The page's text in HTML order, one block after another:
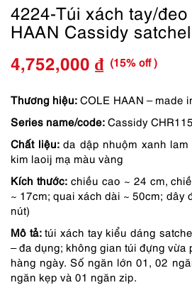
4224-Túi xách tay/
HAAN Cassidy
Giá
gốc
là:
5,590,000
4,752,000 ₫
Giá
hiện
tại
là:
(15% off )
Thương hiệu: COLE HAAN – made
Series name/code: Cassidy
Chất liệu:da dập nhuộm xanh
kim laoij mạ màu vàng
Kích thước: chiều cao ~ 24 cm,
~ 17cm; quai xách dài ~ 50cm; dây
nút)
Mô tả:túi xách tay kiểu dáng
– đa dụng; không gian túi đựng vừa
hàng ngày. Số ngăn lớn 01, 02
ngăn kẹp và 01 ngăn zip.